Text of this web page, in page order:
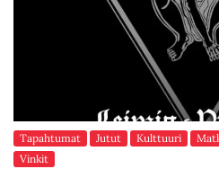
Tapahtumat Jutut Kulttuuri
Vinkit